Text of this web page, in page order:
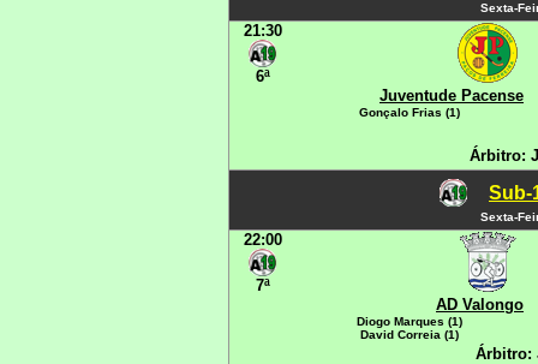
Sexta-
21:30
6ª
Juventude Pacense
Gonçalo Frias (1)
Árbitro:
Sub-
Sexta-
22:00
7ª
AD Valongo
Diogo Marques (1)
David Correia (1)
Árbitro: